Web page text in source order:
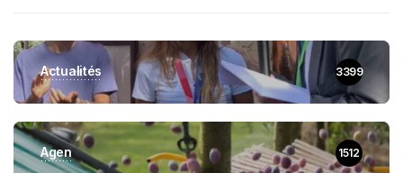
Actualités 3399
Agen 1512